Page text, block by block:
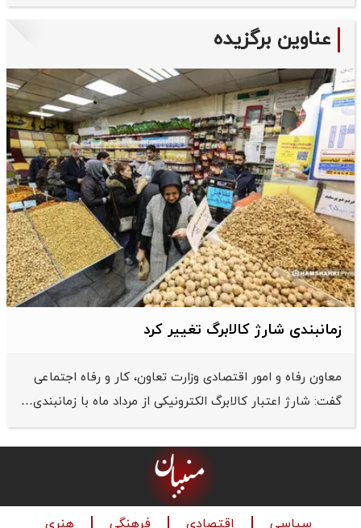
عناوین برگزیده
زمانبندی شارژ کالابرگ تغییر کرد
معاون رفاه و امور اقتصادی وزارت تعاون، کار و رفاه اجتماعی
گفت: شارژ اعتبار کالابرگ الکترونیکی از مرداد ماه با زمانبندی…
سیاسی اقتصادی فرهنگی هنری